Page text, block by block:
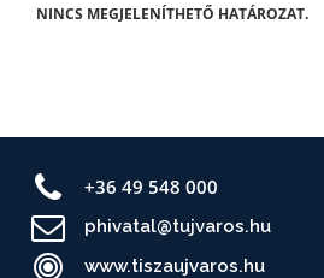
NINCS MEGJELENÍTHETŐ HATÁROZAT.
+36 49 548 000
phivatal@tujvaros.hu
www.tiszaujvaros.hu